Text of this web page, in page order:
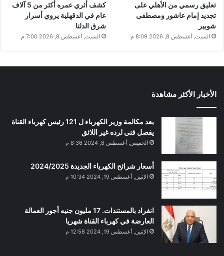
تعليق رسمي من الأهلي على
تجديد إمام عاشور ومصطفى
شوبير
السبت, أغسطس 8, 2026 8:09 م
كشف أثري عمره أكثر من 5 آلاف
عام في الدقهلية يروي أسرار
شرق الدلتا
السبت, أغسطس 8, 2026 7:00 م
الأخبار الأكثر مشاهدة
بعد مكالمة وزير الكهرباء ل 121 رئيس كهرباء القناة
يفصل فني لرده غير اللائق
الخميس, أغسطس 8, 2024 8:36 م
أسعار شرائح الكهرباء الجديدة 2024/2025
الإثنين, أغسطس 19, 2024 10:34 م
انفراد بالمستندات. 17 مليون جنيه أجور العمالة
العارضة في كهرباء القناة شهريا
الإثنين, أغسطس 19, 2024 12:58 م